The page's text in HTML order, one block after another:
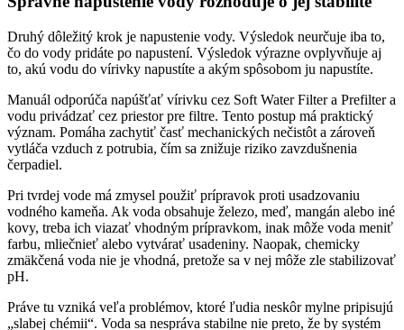
Druhý dôležitý krok je napustenie vody. Výsledok neurčuje iba to,
čo do vody pridáte po napustení. Výsledok výrazne ovplyvňuje aj
to, akú vodu do vírivky napustíte a akým spôsobom ju napustíte.
Manuál odporúča napúšťať vírivku cez Soft Water Filter a Prefilter a
vodu privádzať cez priestor pre filtre. Tento postup má praktický
význam. Pomáha zachytiť časť mechanických nečistôt a zároveň
vytláča vzduch z potrubia, čím sa znižuje riziko zavzdušnenia
čerpadiel.
Pri tvrdej vode má zmysel použiť prípravok proti usadzovaniu
vodného kameňa. Ak voda obsahuje železo, meď, mangán alebo iné
kovy, treba ich viazať vhodným prípravkom, inak môže voda meniť
farbu, mliečnieť alebo vytvárať usadeniny. Naopak, chemicky
zmäkčená voda nie je vhodná, pretože sa v nej môže zle stabilizovať
pH.
Práve tu vzniká veľa problémov, ktoré ľudia neskôr mylne pripisujú
„slabej chémii“. Voda sa nespráva stabilne nie preto, že by systém